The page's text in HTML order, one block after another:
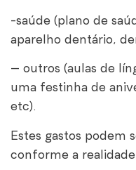
-saúde (plano de
aparelho dentário,
– outros (aulas de
uma festinha de
etc).
Estes gastos podem
conforme a